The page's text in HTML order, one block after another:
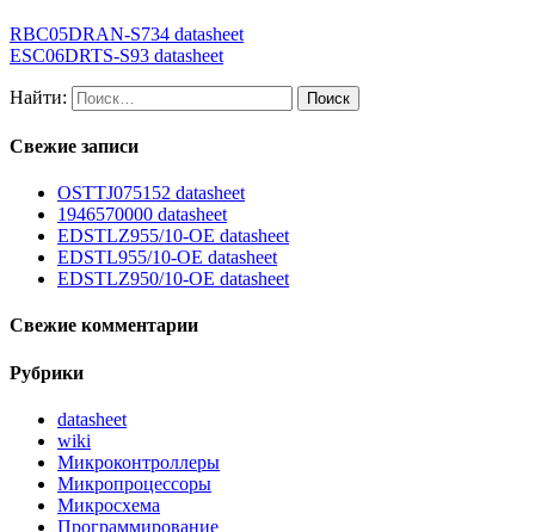
RBC05DRAN-S734 datasheet
ESC06DRTS-S93 datasheet
Найти:
Свежие записи
OSTTJ075152 datasheet
1946570000 datasheet
EDSTLZ955/10-OE datasheet
EDSTL955/10-OE datasheet
EDSTLZ950/10-OE datasheet
Свежие комментарии
Рубрики
datasheet
wiki
Микроконтроллеры
Микропроцессоры
Микросхема
Программирование